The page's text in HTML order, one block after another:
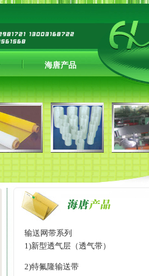
海唐产品
输送网带系列
1)新型透气层（透气带）
2)特氟隆输送带